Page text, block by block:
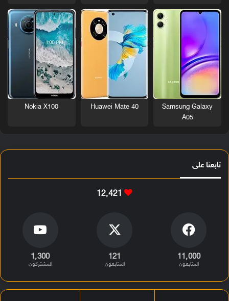
Samsung Galaxy
A05
Huawei Mate 40
Nokia X100
تابعنا على
12٬421
11٬000
المتابعون
121
المتابعون
1٬300
المشتركون